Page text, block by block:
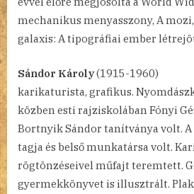
mechanikus menyasszony, A
galaxis: A tipográfiai ember
Sándor Károly(1915-1960)
karikaturista, grafikus.
közben esti rajziskolában Fónyi
Bortnyik Sándor tanítványa volt.
tagja és belső munkatársa volt.
rögtönzéseivel műfajt teremtett.
gyermekkönyvet is illusztrált.